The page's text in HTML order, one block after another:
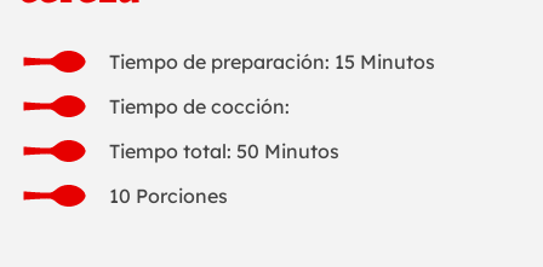
Tiempo de preparación: 15 Minutos
Tiempo de cocción:
Tiempo total: 50 Minutos
10 Porciones